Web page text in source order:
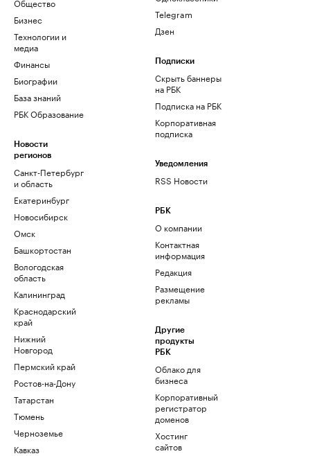
Бизнес
Технологии и
медиа
Финансы
Биографии
База знаний
РБК Образование
Новости
регионов
Санкт-Петербург
и область
Екатеринбург
Новосибирск
Омск
Башкортостан
Вологодская
область
Калининград
Краснодарский
край
Нижний
Новгород
Пермский край
Ростов-на-Дону
Татарстан
Тюмень
Черноземье
Кавказ
Telegram
Дзен
Подписки
Скрыть баннеры
на РБК
Подписка на РБК
Корпоративная
подписка
Уведомления
RSS Новости
РБК
О компании
Контактная
информация
Редакция
Размещение
рекламы
Другие
продукты
РБК
Облако для
бизнеса
Корпоративный
регистратор
доменов
Хостинг
сайтов